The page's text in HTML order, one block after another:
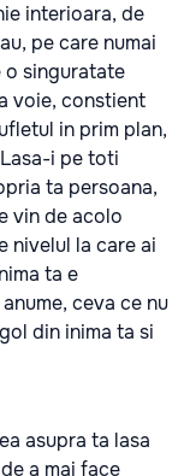
interioara, de
pe care numai
o singuratate
voie, constient
in prim plan,
i pe toti
ta persoana,
vin de acolo
nivelul la care ai
ta e
ceva ce nu
din inima ta si
asupra ta lasa
a mai face